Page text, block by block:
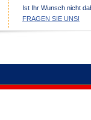
Ist Ihr Wunsch nicht
FRAGEN SIE UNS!